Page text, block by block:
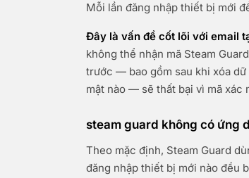
Mỗi lần đăng nhập thiết bị mới
Đây là vấn đề cốt lõi với email
không thể nhận mã Steam
trước — bao gồm sau khi xóa
mật nào — sẽ thất bại vì mã xác
steam guard không có ứng
Theo mặc định, Steam Guard
đăng nhập thiết bị mới nào đều